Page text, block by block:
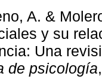
A. &
y su
Una
de psicología